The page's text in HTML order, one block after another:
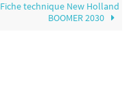
Fiche technique New Holland
BOOMER 2030